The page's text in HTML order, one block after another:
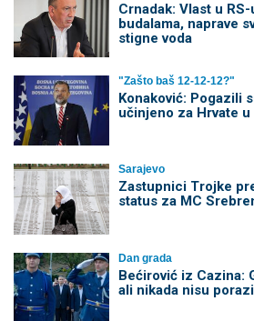
Crnadak: Vlast u
budalama, naprave
stigne voda
"Zašto baš 12-12-12?"
Konaković: Pogazili
učinjeno za Hrvate u
Sarajevo
Zastupnici Trojke
status za MC
Dan grada
Bećirović iz Cazina:
ali nikada nisu